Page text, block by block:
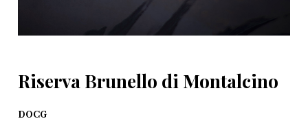
Riserva Brunello di Montalcino
DOCG